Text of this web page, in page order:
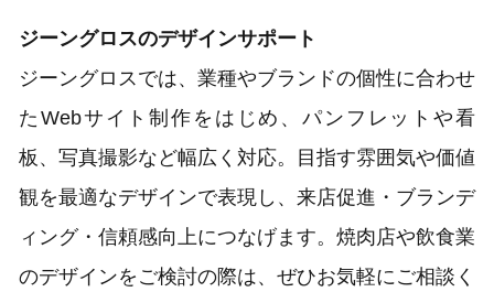
ジーングロスのデザインサポート
ジーングロスでは、業種やブランドの個性に合わせ
たWebサイト制作をはじめ、パンフレットや看
板、写真撮影など幅広く対応。目指す雰囲気や価値
観を最適なデザインで表現し、来店促進・ブランデ
ィング・信頼感向上につなげます。焼肉店や飲食業
のデザインをご検討の際は、ぜひお気軽にご相談く